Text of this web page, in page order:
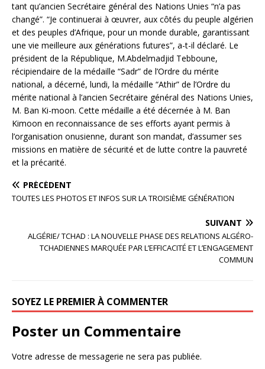
tant qu’ancien Secrétaire général des Nations Unies “n’a pas
changé”. “Je continuerai à œuvrer, aux côtés du peuple algérien
et des peuples d’Afrique, pour un monde durable, garantissant
une vie meilleure aux générations futures”, a-t-il déclaré. Le
président de la République, M.Abdelmadjid Tebboune,
récipiendaire de la médaille “Sadr” de l’Ordre du mérite
national, a décerné, lundi, la médaille “Athir” de l’Ordre du
mérite national à l’ancien Secrétaire général des Nations Unies,
M. Ban Ki-moon. Cette médaille a été décernée à M. Ban
Kimoon en reconnaissance de ses efforts ayant permis à
l’organisation onusienne, durant son mandat, d’assumer ses
missions en matière de sécurité et de lutte contre la pauvreté
et la précarité.
PRÉCÉDENT
TOUTES LES PHOTOS ET INFOS SUR LA TROISIÈME GÉNÉRATION
SUIVANT
ALGÉRIE/ TCHAD : LA NOUVELLE PHASE DES RELATIONS ALGÉRO-
TCHADIENNES MARQUÉE PAR L’EFFICACITÉ ET L’ENGAGEMENT
COMMUN
SOYEZ LE PREMIER À COMMENTER
Poster un Commentaire
Votre adresse de messagerie ne sera pas publiée.